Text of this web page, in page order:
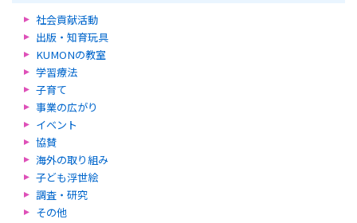
社会貢献活動
出版・知育玩具
KUMONの教室
学習療法
子育て
事業の広がり
イベント
協賛
海外の取り組み
子ども浮世絵
調査・研究
その他